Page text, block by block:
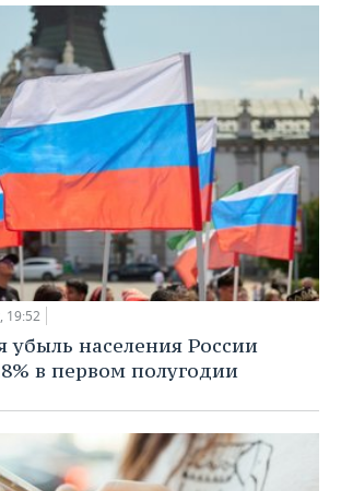
СПОРТА
19:52
убыль населения России
в первом полугодии